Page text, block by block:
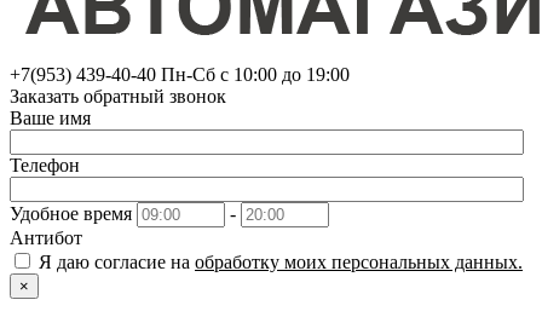
+7(953) 439-40-40 Пн-Сб с 10:00 до 19:00
Заказать обратный звонок
Ваше имя
Телефон
Удобное время
-
Антибот
Я даю согласие на обработку моих персональных данных.
×